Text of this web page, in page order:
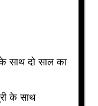
साथ दो साल का
के साथ